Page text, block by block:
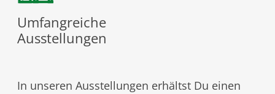
Umfangreiche
Ausstellungen
In unseren Ausstellungen erhältst Du einen